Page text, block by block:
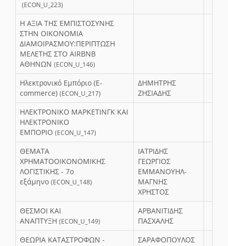
(ECON_U_223)
Η ΑΞΙΑ ΤΗΣ ΕΜΠΙΣΤΟΣΥΝΗΣ
ΣΤΗΝ ΟΙΚΟΝΟΜΙΑ
ΔΙΑΜΟΙΡΑΣΜΟΥ:ΠΕΡΙΠΤΩΣΗ
ΜΕΛΕΤΗΣ ΣΤΟ AIRBNB
ΑΘΗΝΩΝ (ECON_U_146)
Ηλεκτρονικό Εμπόριο (E-
commerce) (ECON_U_217)
ΔΗΜΗΤΡΗΣ
ΖΗΣΙΑΔΗΣ
ΗΛΕΚΤΡΟΝΙΚΟ ΜΑΡΚΕΤΙΝΓΚ ΚΑΙ
ΗΛΕΚΤΡΟΝΙΚΟ
ΕΜΠΟΡΙΟ (ECON_U_147)
ΘΕΜΑΤΑ
ΧΡΗΜΑΤΟΟΙΚΟΝΟΜΙΚΗΣ
ΛΟΓΙΣΤΙΚΗΣ - 7o
εξάμηνο (ECON_U_148)
ΙΑΤΡΙΔΗΣ
ΓΕΩΡΓΙΟΣ
ΕΜΜΑΝΟΥΗΛ-
ΜΑΓΝΗΣ
ΧΡΗΣΤΟΣ
ΘΕΣΜΟΙ ΚΑΙ
ΑΝΑΠΤΥΞΗ (ECON_U_149)
ΑΡΒΑΝΙΤΙΔΗΣ
ΠΑΣΧΑΛΗΣ
ΘΕΩΡΙΑ ΚΑΤΑΣΤΡΟΦΩΝ -
ΣΑΡΑΦΟΠΟΥΛΟΣ